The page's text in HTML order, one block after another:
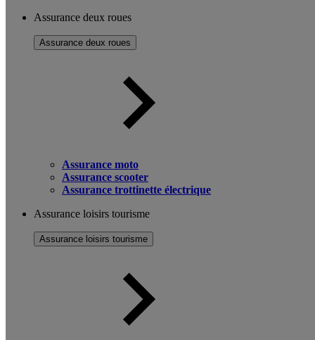
Assurance deux roues
Assurance deux roues
Assurance moto
Assurance scooter
Assurance trottinette électrique
Assurance loisirs tourisme
Assurance loisirs tourisme